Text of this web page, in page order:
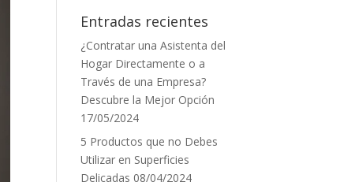
Entradas recientes
¿Contratar una Asistenta del
Hogar Directamente o a
Través de una Empresa?
Descubre la Mejor Opción
17/05/2024
5 Productos que no Debes
Utilizar en Superficies
Delicadas 08/04/2024